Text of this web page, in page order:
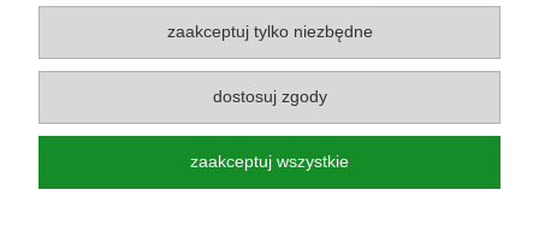
zapraszamy!
jest czynna od poniedziałku do piątku w godzinach
- 16:00
Najlepsze książki o polskiej przyrodzie!
zaakceptuj tylko niezbędne
dostosuj zgody
zaakceptuj wszystkie